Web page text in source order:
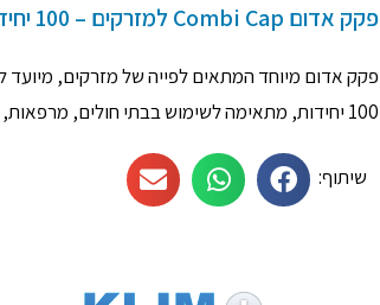
פקק אדום Combi Cap למזרקים – 100 יחידות
פקק אדום מיוחד המתאים לפייה של מזרקים, מיועד
100 יחידות, מתאימה לשימוש בבתי חולים, מרפאות, ומעבדות.
שיתוף:
Ginkgo Home אסף שליפקה